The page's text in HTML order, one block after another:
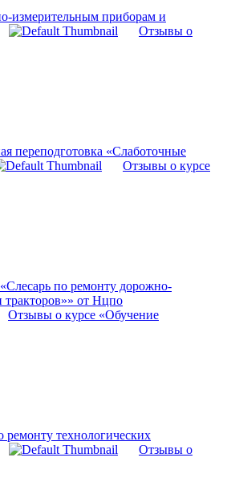
измерительным приборам и
Отзывы о
переподготовка «Слаботочные
Отзывы о курсе
по ремонту дорожно-
от Нцпо
Отзывы о курсе «Обучение
ремонту технологических
Отзывы о